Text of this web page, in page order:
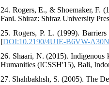
24. Rogers, E., & Shoemaker, F.
Fani. Shiraz: Shiraz University
25. Rogers, P. L. (1999).
[DOI:10.2190/4UJE-B6VW-
26. Shaari, N. (2015). Indigenous
Humanities (ICSSH'15), Bali,
27. Shahbakhsh, S. (2005). The